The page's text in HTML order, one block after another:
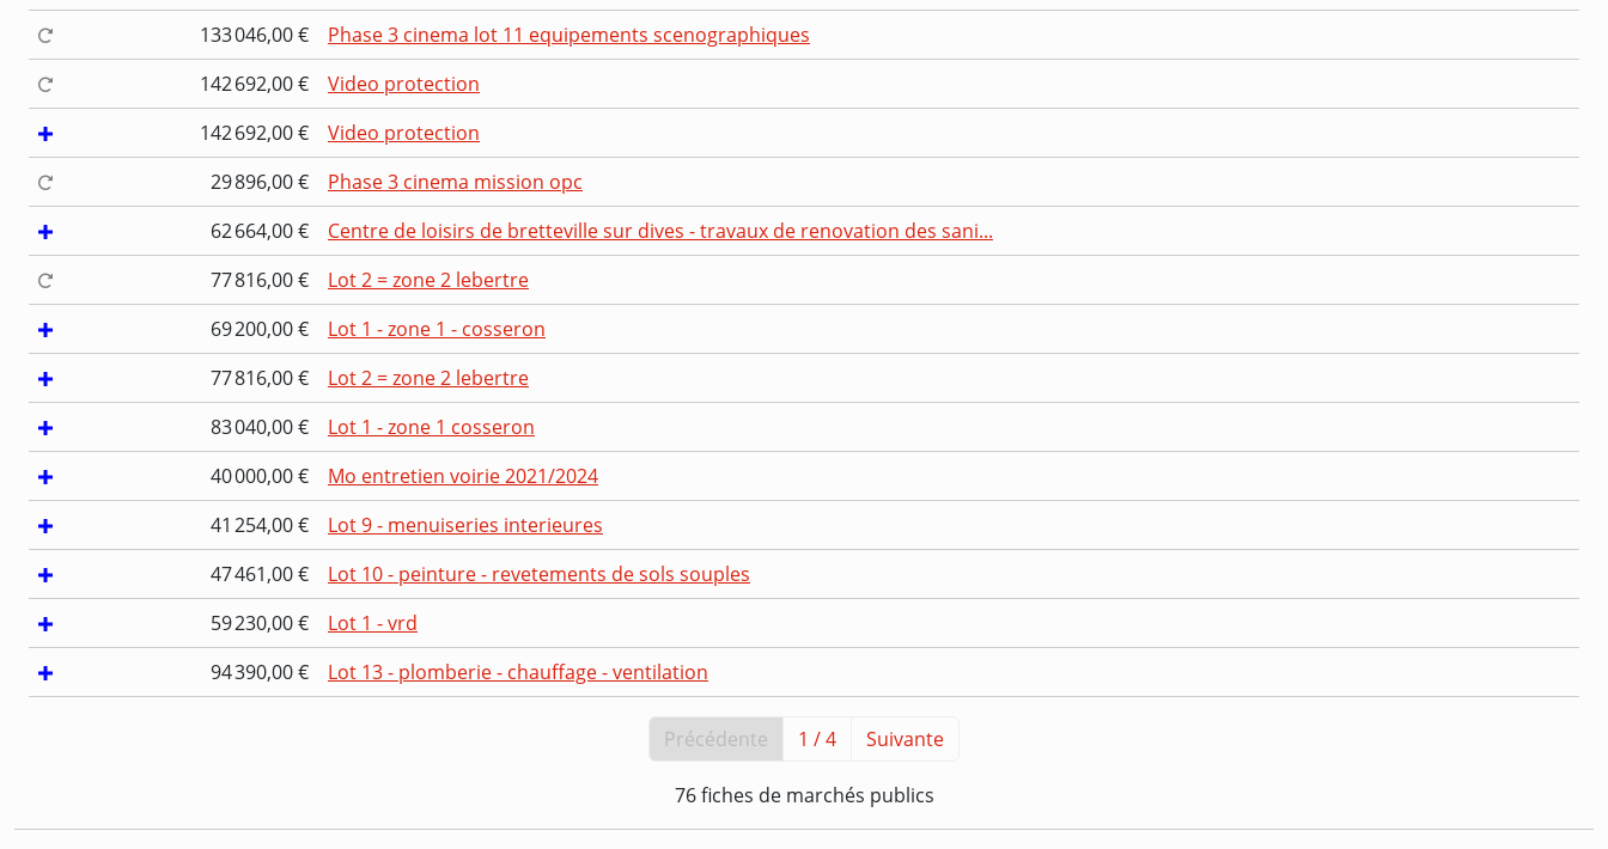
133 046,00 €
Phase 3 cinema lot 11 equipements scenographiques
142 692,00 €
Video protection
142 692,00 €
Video protection
29 896,00 €
Phase 3 cinema mission opc
62 664,00 €
Centre de loisirs de bretteville sur dives - travaux de renovation des sani...
77 816,00 €
Lot 2 = zone 2 lebertre
69 200,00 €
Lot 1 - zone 1 - cosseron
77 816,00 €
Lot 2 = zone 2 lebertre
83 040,00 €
Lot 1 - zone 1 cosseron
40 000,00 €
Mo entretien voirie 2021/2024
41 254,00 €
Lot 9 - menuiseries interieures
47 461,00 €
Lot 10 - peinture - revetements de sols souples
59 230,00 €
Lot 1 - vrd
94 390,00 €
Lot 13 - plomberie - chauffage - ventilation
Précédente 1 / 4 Suivante
76 fiches de marchés publics